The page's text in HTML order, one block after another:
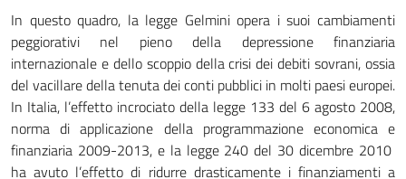
In questo quadro, la legge Gelmini opera i suoi cambiamenti
peggiorativi nel pieno della depressione finanziaria
internazionale e dello scoppio della crisi dei debiti sovrani, ossia
del vacillare della tenuta dei conti pubblici in molti paesi europei.
In Italia, l’effetto incrociato della legge 133 del 6 agosto 2008,
norma di applicazione della programmazione economica e
finanziaria 2009-2013, e la legge 240 del 30 dicembre 2010
ha avuto l’effetto di ridurre drasticamente i finanziamenti a